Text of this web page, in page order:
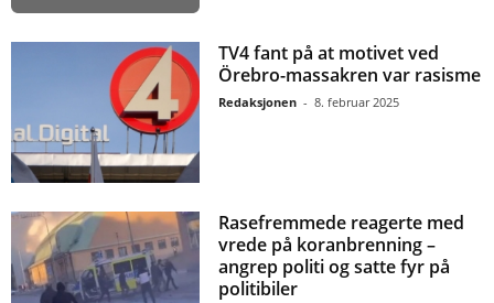
TV4 fant på at motivet ved
Örebro-massakren var rasisme
Redaksjonen - 8. februar 2025
Rasefremmede reagerte med
vrede på koranbrenning –
angrep politi og satte fyr på
politibiler